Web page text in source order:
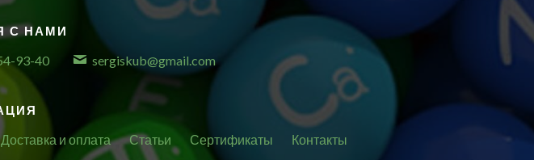
С НАМИ
93-40 sergiskub@gmail.com
Доставка и оплата Статьи Сертификаты
Контакты